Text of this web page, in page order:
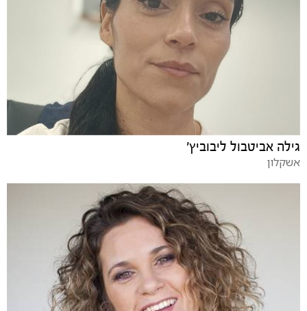
גילה אביטבול ליבוביץ'
אשקלון